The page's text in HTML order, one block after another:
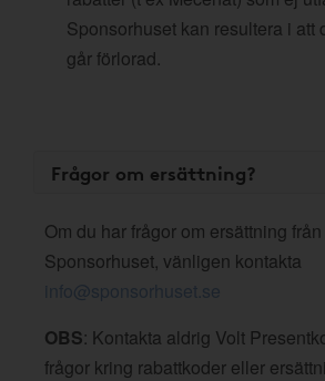
Sponsorhuset kan resultera i att
går förlorad.
Frågor om ersättning?
Om du har frågor om ersättning
Sponsorhuset, vänligen kontakta
info@sponsorhuset.se
OBS: Kontakta aldrig Volt
frågor kring rabattkoder eller